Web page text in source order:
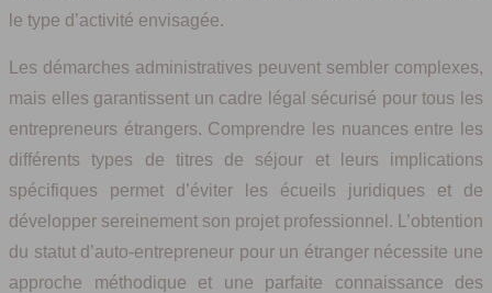
le type d’activité envisagée.
Les démarches administratives peuvent sembler complexes,
mais elles garantissent un cadre légal sécurisé pour tous les
entrepreneurs étrangers. Comprendre les nuances entre les
différents types de titres de séjour et leurs implications
spécifiques permet d’éviter les écueils juridiques et de
développer sereinement son projet professionnel. L’obtention
du statut d’auto-entrepreneur pour un étranger nécessite une
approche méthodique et une parfaite connaissance des